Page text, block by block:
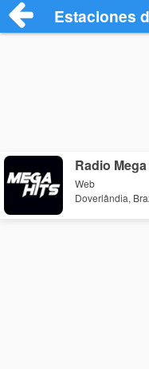
Estaciones
Radio
Web
Doverlândia,